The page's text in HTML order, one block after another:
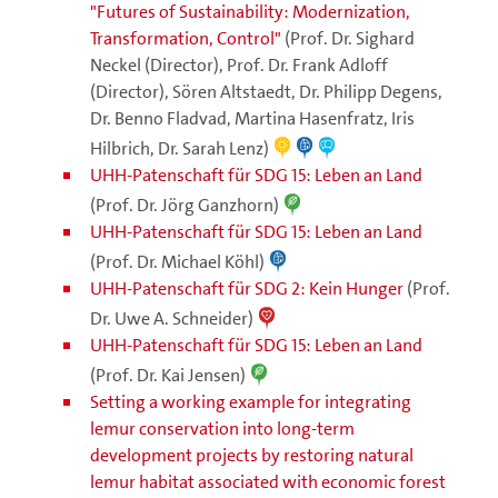
"Futures of Sustainability: Modernization,
Transformation, Control" (Prof. Dr. Sighard
Neckel (Director), Prof. Dr. Frank Adloff
(Director), Sören Altstaedt, Dr. Philipp Degens,
Dr. Benno Fladvad, Martina Hasenfratz, Iris
Hilbrich, Dr. Sarah Lenz)
UHH-Patenschaft für SDG 15: Leben an Land
(Prof. Dr. Jörg Ganzhorn)
UHH-Patenschaft für SDG 15: Leben an Land
(Prof. Dr. Michael Köhl)
UHH-Patenschaft für SDG 2: Kein Hunger(Prof.
Dr. Uwe A. Schneider)
UHH-Patenschaft für SDG 15: Leben an Land
(Prof. Dr. Kai Jensen)
Setting a working example for integrating
lemur conservation into long-term
development projects by restoring natural
lemur habitat associated with economic forest